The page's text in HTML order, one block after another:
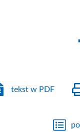
tekst w PDF